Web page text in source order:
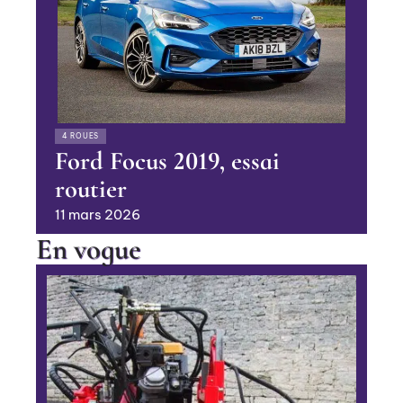
4 ROUES
Ford Focus 2019, essai
routier
11 mars 2026
En vogue